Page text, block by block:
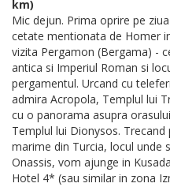
km)
Mic dejun. Prima oprire pe
cetate mentionata de Homer
vizita Pergamon (Bergama) -
antica si Imperiul Roman si
pergamentul. Urcand cu
admira Acropola, Templul lui
cu o panorama asupra
Templul lui Dionysos.
marime din Turcia, locul unde
Onassis, vom ajunge in
Hotel 4* (sau similar in zona